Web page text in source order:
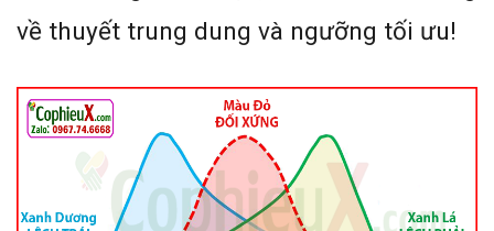
về thuyết trung dung và ngưỡng tối ưu!